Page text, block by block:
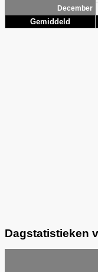
December
Gemiddeld
Dagstatistieken